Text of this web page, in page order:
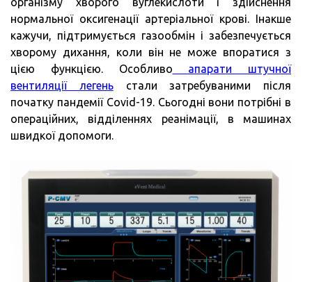
нормальної оксигенації артеріальної крові. Інакше
кажучи, підтримується газообмін і забезпечується
хворому дихання, коли він не може впоратися з
цією функцією. Особливо апарати штучної
вентиляції легеньстали затребуваними після
початку пандемії Covid-19. Сьогодні вони потрібні в
операційних, відділеннях реанімації, в машинах
швидкої допомоги.